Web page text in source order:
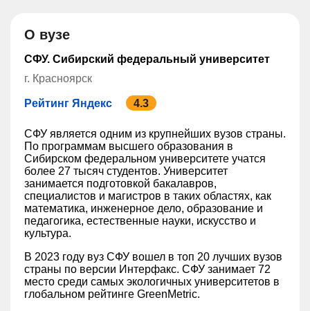
О вузе
СФУ. Сибирский федеральный университет
г. Красноярск
Рейтинг Яндекс 4.3
СФУ является одним из крупнейших вузов страны.
По программам высшего образования в
Сибирском федеральном университете учатся
более 27 тысяч студентов. Университет
занимается подготовкой бакалавров,
специалистов и магистров в таких областях, как
математика, инженерное дело, образование и
педагогика, естественные науки, искусство и
культура.
В 2023 году вуз СФУ вошел в топ 20 лучших вузов
страны по версии Интерфакс. СФУ занимает 72
место среди самых экологичных университетов в
глобальном рейтинге GreenMetric.